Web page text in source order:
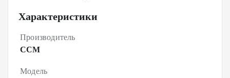
Характеристики
Производитель
CCM
Модель